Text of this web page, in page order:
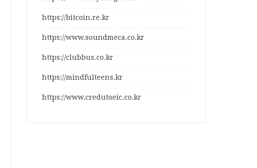
https://bitcoin.re.kr
https://www.soundmeca.co.kr
https://clubbus.co.kr
https://mindfulteens.kr
https://www.credutoeic.co.kr